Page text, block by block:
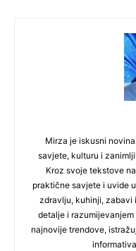
Mirza je iskusni
savjete, kulturu i
Kroz svoje tekstove
praktične savjete i uvide
zdravlju, kuhinji, zabavi
detalje i
najnovije trendove,